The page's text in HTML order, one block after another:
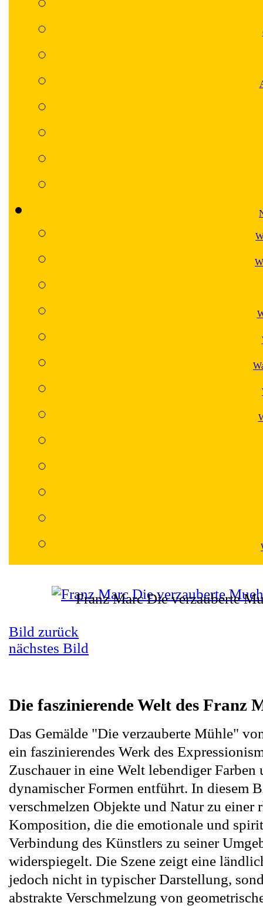
Franz Marc Die verzauberte
Bild zurück
nächstes Bild
Die faszinierende Welt des Franz
Das Gemälde "Die verzauberte Mühle"
ein faszinierendes Werk des
Zuschauer in eine Welt lebendiger Farben
dynamischer Formen entführt. In diesem
verschmelzen Objekte und Natur zu einer
Komposition, die die emotionale und
Verbindung des Künstlers zu seiner
widerspiegelt. Die Szene zeigt eine
jedoch nicht in typischer Darstellung,
abstrakte Verschmelzung von